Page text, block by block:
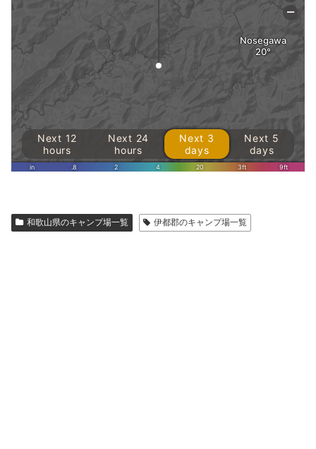
和歌山県のキャンプ場一覧 伊都郡のキャンプ場一覧